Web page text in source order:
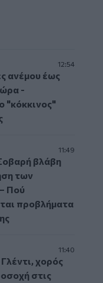
12:54
ανέμου έως
ώρα -
"κόκκινος"
11:49
βλάβη
των
Πού
προβλήματα
11:40
χορός
στις